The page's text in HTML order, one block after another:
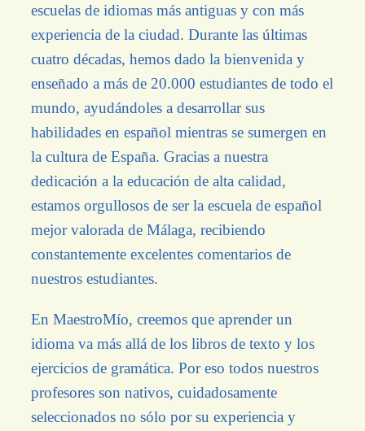
escuelas de idiomas más antiguas y con más
experiencia de la ciudad. Durante las últimas
cuatro décadas, hemos dado la bienvenida y
enseñado a más de 20.000 estudiantes de todo el
mundo, ayudándoles a desarrollar sus
habilidades en español mientras se sumergen en
la cultura de España. Gracias a nuestra
dedicación a la educación de alta calidad,
estamos orgullosos de ser la escuela de español
mejor valorada de Málaga, recibiendo
constantemente excelentes comentarios de
nuestros estudiantes.
En MaestroMío, creemos que aprender un
idioma va más allá de los libros de texto y los
ejercicios de gramática. Por eso todos nuestros
profesores son nativos, cuidadosamente
seleccionados no sólo por su experiencia y